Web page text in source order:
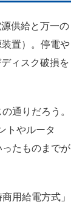
供給と万一の
置）。停電や
ィスク破損を
通りだろう。
トやルータ
たものまでが
用給電方式」